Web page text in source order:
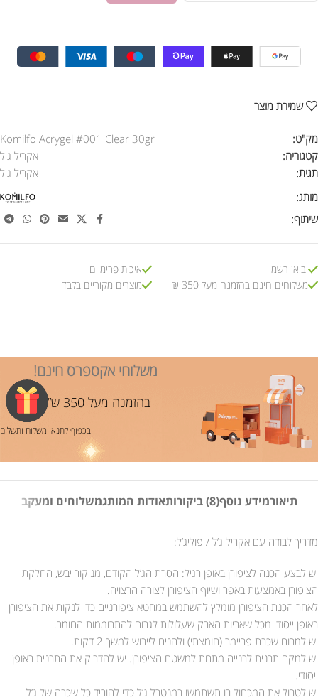
שמירת מוצר
מק"ט:
Komilfo Acrygel #001 Clear 30gr
קטגוריה:
אקריל ג'ל
תגית:
אקריל ג'ל
מותג:
שיתוף:
יבואן רשמי
משלוחים חינם בהזמנה מעל 350 ₪
איכות פרימיום
מוצרים מקוריים בלבד
משלוחי אקספרס חינם!
בהזמנה מעל 350 ש”ח
בכפוף לתנאי משלוח ותשלום
תיאורמידע נוסף(8) ביקורות אודות המותגמשלוחים ומעקב
מדריך לבודה עם אקריל ג’ל / פוליג’ל:
יש לבצע הכנה לציפורן באופן רגיל: הסרת הג’ל הקודם, מניקור יבש, החלקת
הציפורן באמצעות באפר ושיוף הציפורן לצורה הרצויה.
לאחר הכנת הציפורן מומלץ להשתמש במחטא ציפורניים כדי לנקות את הציפורן
באופן ייסודי מכל שאריות האבק שעלולות לגרום להתרוממות החומר.
יש למרוח שכבת פריימר (חומצתי) ולהניח לייבוש למשך 2 דקות.
יש למקם תבנית לבנייה מתחת למשטח הציפורן. יש להדביק את התבנית באופן
ייסודי.
יש לטבול את המכחול בו תשתמשו במנטרל ג’ל כדי להוריד כל שכבה של ג’ל